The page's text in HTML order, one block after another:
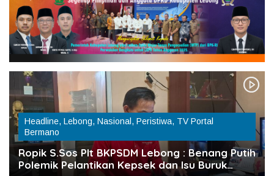
Headline, Lebong, Nasional , Peristiwa, TV Portal
Bermano
Ropik S.Sos Plt BKPSDM Lebong : Benang Putih
Polemik Pelantikan Kepsek dan Isu Buruk